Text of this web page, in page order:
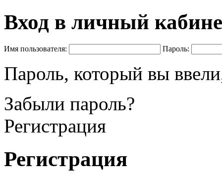
Вход в личный
Имя пользователя: Пароль:
Пароль, который вы
Забыли пароль?
Регистрация
Регистрация